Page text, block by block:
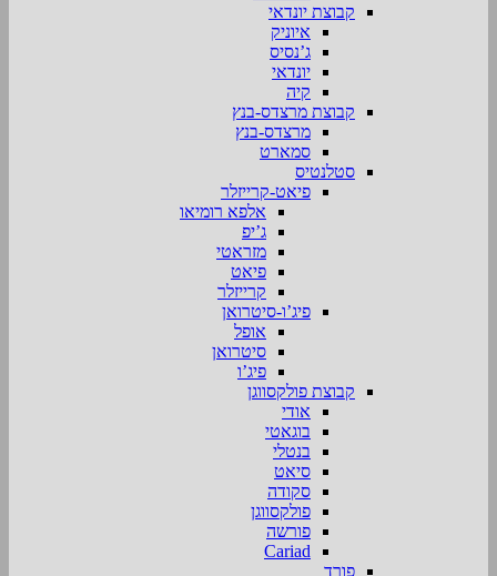
קבוצת יונדאי
איוניק
ג’נסיס
יונדאי
קיה
קבוצת מרצדס-בנץ
מרצדס-בנץ
סמארט
סטלנטיס
פיאט-קרייזלר
אלפא רומיאו
ג’יפ
מזראטי
פיאט
קרייזלר
פיג’ו-סיטרואן
אופל
סיטרואן
פיג’ו
קבוצת פולקסווגן
אודי
בוגאטי
בנטלי
סיאט
סקודה
פולקסווגן
פורשה
Cariad
פורד